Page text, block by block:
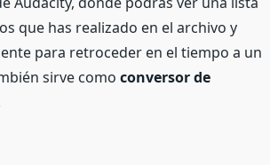
que has realizado en el archivo y
para retroceder en el tiempo a un
sirve como conversor de